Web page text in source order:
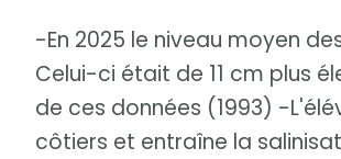
-En 2025 le niveau moyen
Celui-ci était de 11 cm plus
de ces données (1993) -
côtiers et entraîne la